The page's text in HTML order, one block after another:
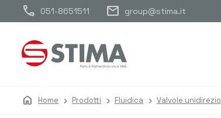
call 051-8651511 mail group@stima.it
home Home Prodotti Fluidica Valvole